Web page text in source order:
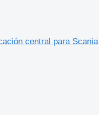
central para Scania